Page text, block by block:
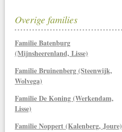
Overige families
Familie Batenburg
(Mijnsheerenland, Lisse)
Familie Bruinenberg (Steenwijk,
Wolvega)
Familie De Koning (Werkendam,
Lisse)
Familie Noppert (Kalenberg, Joure)